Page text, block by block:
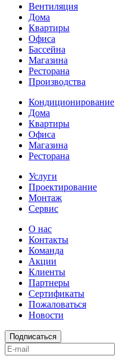
Вентиляция
Дома
Квартиры
Офиса
Бассейна
Магазина
Ресторана
Производства
Кондиционирование
Дома
Квартиры
Офиса
Магазина
Ресторана
Услуги
Проектирование
Монтаж
Сервис
О нас
Контакты
Команда
Акции
Клиенты
Партнеры
Сертификаты
Пожаловаться
Новости
Подписаться